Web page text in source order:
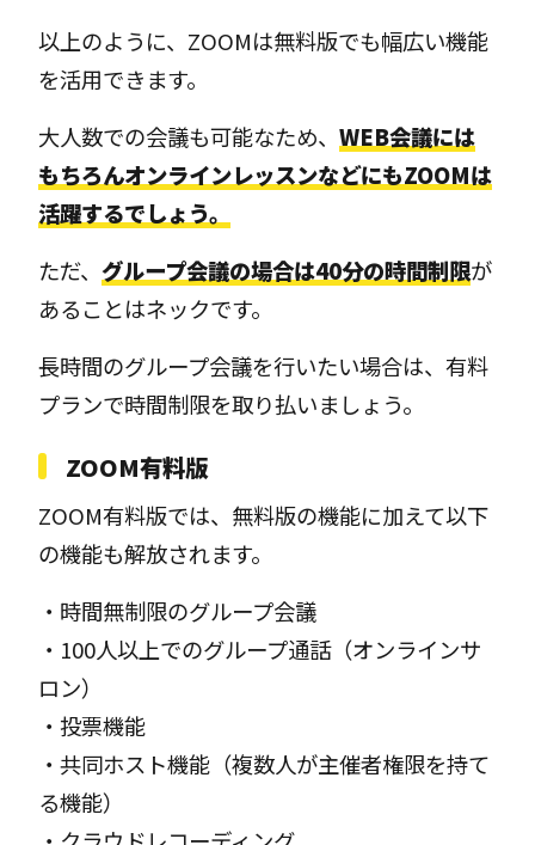
以上のように、ZOOMは無料版でも幅広い機能
を活用できます。
大人数での会議も可能なため、WEB会議には
もちろんオンラインレッスンなどにもZOOMは
活躍するでしょう。
ただ、グループ会議の場合は40分の時間制限が
あることはネックです。
長時間のグループ会議を行いたい場合は、有料
プランで時間制限を取り払いましょう。
ZOOM有料版
ZOOM有料版では、無料版の機能に加えて以下
の機能も解放されます。
・時間無制限のグループ会議
・100人以上でのグループ通話（オンラインサ
ロン）
・投票機能
・共同ホスト機能（複数人が主催者権限を持て
る機能）